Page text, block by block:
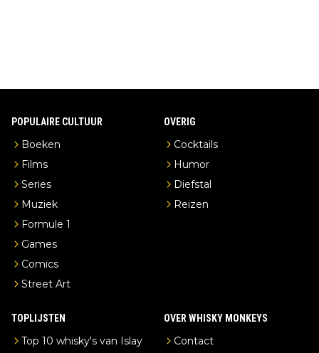
POPULAIRE CULTUUR
Boeken
Films
Series
Muziek
Formule 1
Games
Comics
Street Art
OVERIG
Cocktails
Humor
Diefstal
Reizen
TOPLIJSTEN
Top 10 whisky's van Islay
OVER WHISKY MONKEYS
Contact